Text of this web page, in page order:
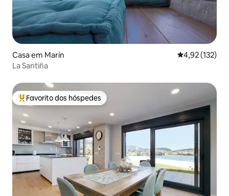
Casa em Marín Classificação
4,92 (132)
La Santiña
Favoritos dos hóspedes mais apreciados
Favorito dos hóspedes